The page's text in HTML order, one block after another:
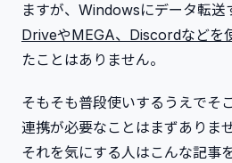
ますが、Windowsにデータ転送
DriveやMEGA、Discordなどを
たことはありません。
そもそも普段使いするうえでそ
連携が必要なことはまずありませ
それを気にする人はこんな記事